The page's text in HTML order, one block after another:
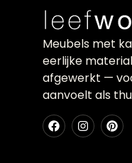
Meubels met
eerlijke
afgewerkt —
aanvoelt als